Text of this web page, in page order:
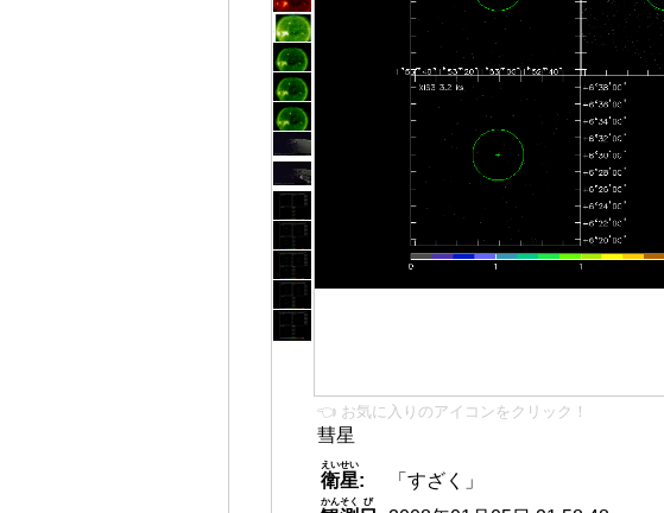
👈 お気に入りのアイコンをクリック！
彗星
衛星
えいせい
:
「すざく」
かんそく び